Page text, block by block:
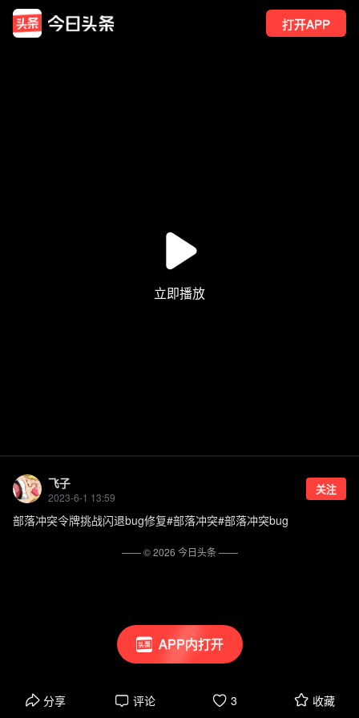
打开APP
APP内打开
飞子
2023-6-1 13:59
关注
部落冲突令牌挑战闪退bug修复#部落冲突#部落冲突bug
分享 评论 3 收藏
—— ©2026 今日头条——